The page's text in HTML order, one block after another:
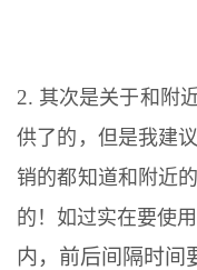
2. 其次是关于和附
供了的，但是我建
销的都知道和附近
的！如过实在要使
内，前后间隔时间